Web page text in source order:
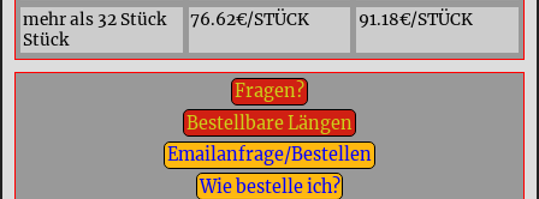
mehr als 32 Stück
Stück
76.62€/STÜCK 91.18€/STÜCK
Fragen?
Bestellbare Längen
Emailanfrage/Bestellen
Wie bestelle ich?